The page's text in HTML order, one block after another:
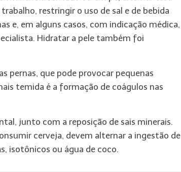
restringir o uso de sal e de bebida
e, em alguns casos, com indicação médica,
Hidratar a pele também foi
pernas, que pode provocar pequenas
temida é a formação de coágulos nas
junto com a reposição de sais minerais.
cerveja, devem alternar a ingestão de
isotônicos ou água de coco.